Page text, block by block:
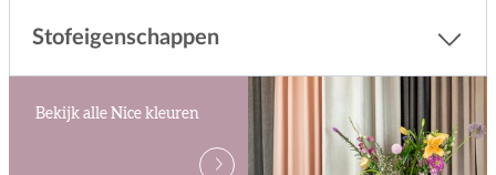
Stofeigenschappen
Bekijk alle Nice kleuren